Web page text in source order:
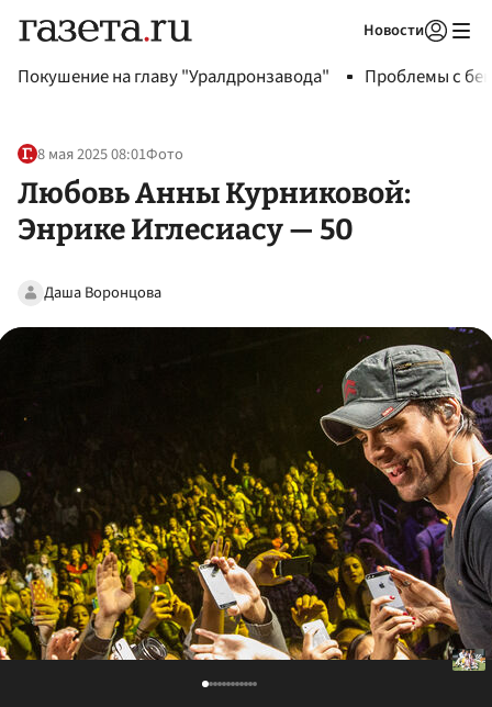
Новости
Покушение на главу "Уралдронзавода" Проблемы с
8 мая 2025 08:01Фото
Любовь Анны Курниковой:
Энрике Иглесиасу — 50
Даша Воронцова